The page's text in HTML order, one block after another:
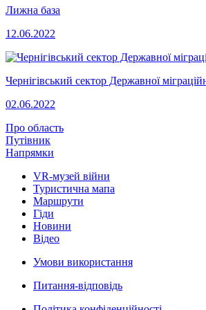
Лижна база
12.06.2022
Чернігівський сектор Державної
02.06.2022
Про область
Путівник
Напрямки
VR-музей війни
Туристична мапа
Маршрути
Гіди
Новини
Відео
Умови використання
Питання-відповідь